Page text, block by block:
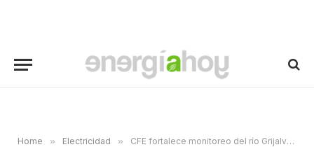
Home » Electricidad » CFE fortalece monitoreo del río Grijalva con plataforma para prevenir inundaciones